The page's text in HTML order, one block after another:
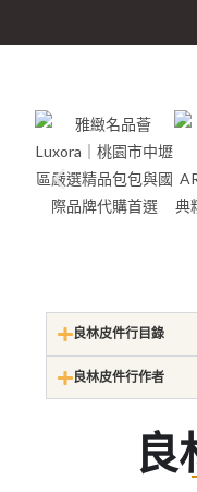
良林皮件行目錄
良林皮件行作者
良